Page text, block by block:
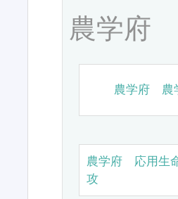
農学府
農学府 農
農学府 応用生
攻